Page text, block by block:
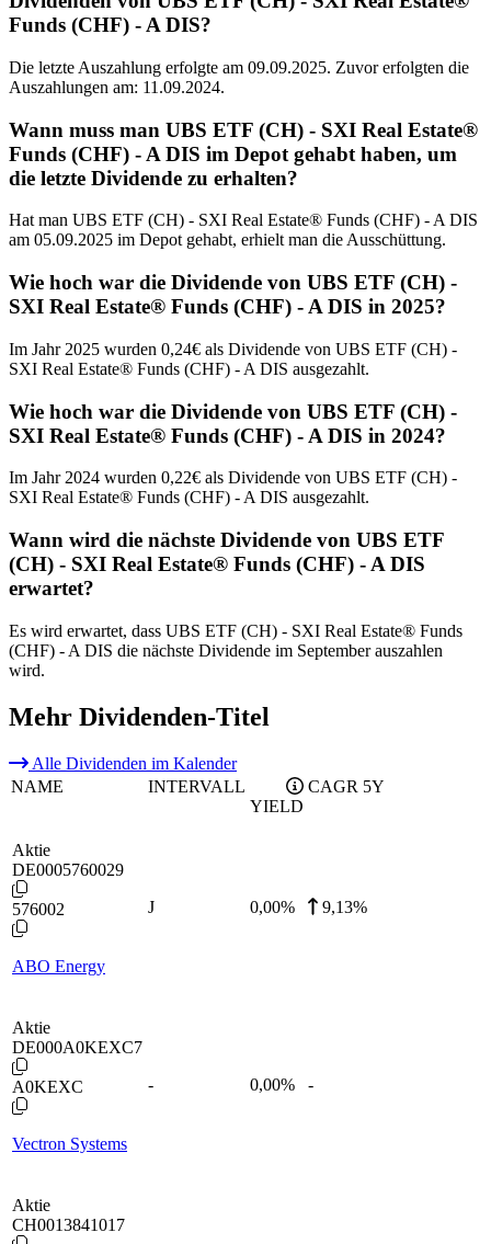
Funds (CHF) - A DIS?
Die letzte Auszahlung erfolgte am 09.09.2025. Zuvor erfolgten die
Auszahlungen am: 11.09.2024.
Wann muss man UBS ETF (CH) - SXI Real Estate®
Funds (CHF) - A DIS im Depot gehabt haben, um
die letzte Dividende zu erhalten?
Hat man UBS ETF (CH) - SXI Real Estate® Funds (CHF) - A DIS
am 05.09.2025 im Depot gehabt, erhielt man die Ausschüttung.
Wie hoch war die Dividende von UBS ETF (CH) -
SXI Real Estate® Funds (CHF) - A DIS in 2025?
Im Jahr 2025 wurden 0,24€ als Dividende von UBS ETF (CH) -
SXI Real Estate® Funds (CHF) - A DIS ausgezahlt.
Wie hoch war die Dividende von UBS ETF (CH) -
SXI Real Estate® Funds (CHF) - A DIS in 2024?
Im Jahr 2024 wurden 0,22€ als Dividende von UBS ETF (CH) -
SXI Real Estate® Funds (CHF) - A DIS ausgezahlt.
Wann wird die nächste Dividende von UBS ETF
(CH) - SXI Real Estate® Funds (CHF) - A DIS
erwartet?
Es wird erwartet, dass UBS ETF (CH) - SXI Real Estate® Funds
(CHF) - A DIS die nächste Dividende im September auszahlen
wird.
Mehr Dividenden-Titel
Alle Dividenden im Kalender
NAME
INTERVALL
YIELD
CAGR 5Y
Aktie
DE0005760029
576002
ABO Energy
J 0,00% 9,13%
Aktie
DE000A0KEXC7
A0KEXC
Vectron Systems
- 0,00% -
Aktie
CH0013841017